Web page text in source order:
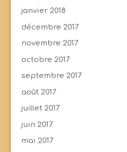
janvier 2018
décembre 2017
novembre 2017
octobre 2017
septembre 2017
août 2017
juillet 2017
juin 2017
mai 2017